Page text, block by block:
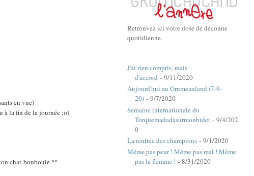
en vue)
à la fin de la journée ;o)
chat-bouboule ^^
Retrouvez ici votre dose de déconne
quotidienne.
J'ai rien compris, mais
d'accord - 9/11/2020
Aujourd'hui au Grumeauland (7-9-
20) - 9/7/2020
Semaine internationale du
Torquemadadasurmonbidet - 9/4/202
0
La rentrée des champions - 9/1/2020
Même pas peur ! Même pas mal ! Même
pas la flemme ! - 8/31/2020